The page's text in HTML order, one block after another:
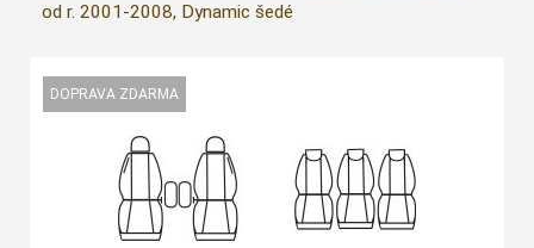
od r. 2001-2008, Dynamic šedé